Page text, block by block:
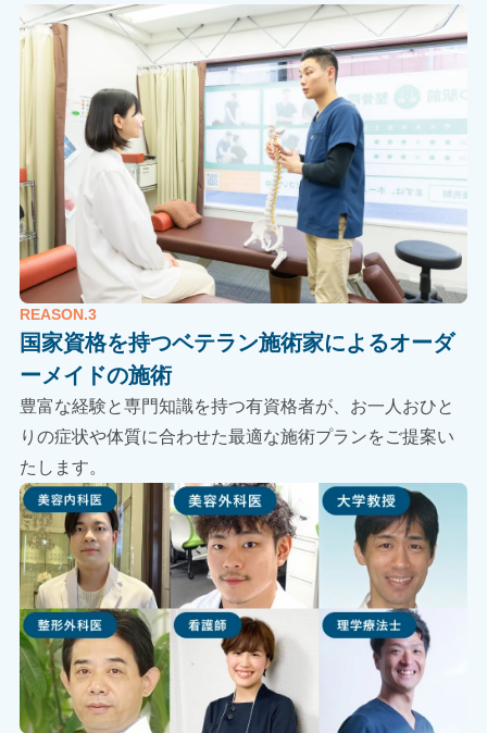
REASON.3
国家資格を持つベテラン施術家によるオーダ
ーメイドの施術
豊富な経験と専門知識を持つ有資格者が、お一人おひと
りの症状や体質に合わせた最適な施術プランをご提案い
たします。